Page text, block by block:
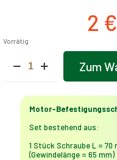
2 €
Vorrätig
Befestigungsschrauben
Menge
Zum
Alternative:
Motor-
Set bestehend aus:
1 Stück Schraube L = 70
(Gewindelänge = 65 mm)